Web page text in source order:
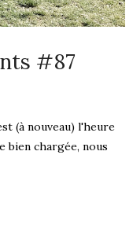
#87
(à nouveau) l'heure
bien chargée, nous